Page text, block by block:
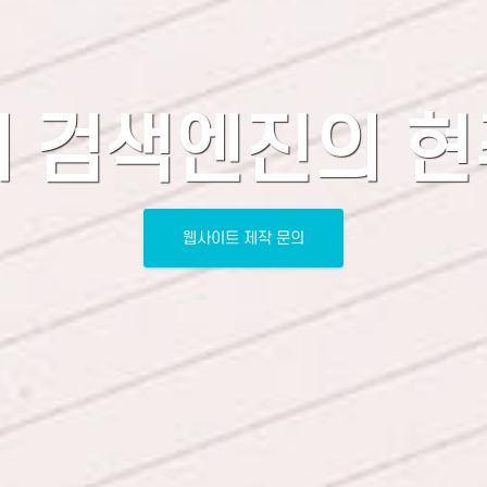
검색엔진의
웹사이트 제작 문의